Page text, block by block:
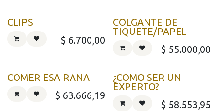
CLIPS
$ 6.700,00
COLGANTE DE
TIQUETE/PAPEL
$ 55.000,00
COMER ESA RANA
$ 63.666,19
¿COMO SER UN
EXPERTO?
$ 58.553,95